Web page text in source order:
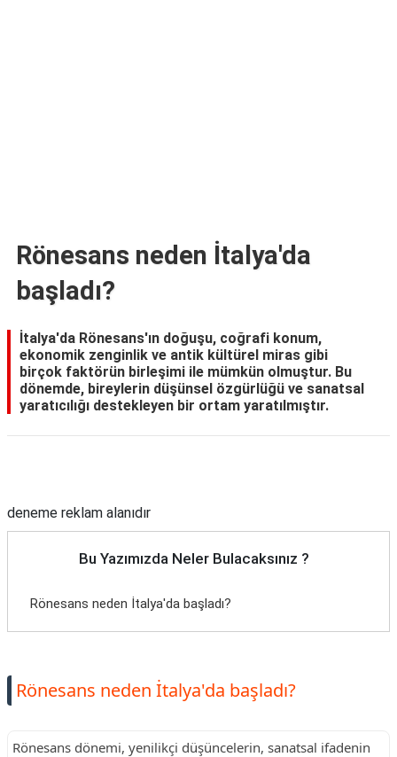
Rönesans neden İtalya'da
başladı?
İtalya'da Rönesans'ın doğuşu, coğrafi konum,
ekonomik zenginlik ve antik kültürel miras gibi
birçok faktörün birleşimi ile mümkün olmuştur. Bu
dönemde, bireylerin düşünsel özgürlüğü ve sanatsal
yaratıcılığı destekleyen bir ortam yaratılmıştır.
deneme reklam alanıdır
Bu Yazımızda Neler Bulacaksınız ?
Rönesans neden İtalya'da başladı?
Rönesans neden İtalya'da başladı?
Rönesans dönemi, yenilikçi düşüncelerin, sanatsal ifadenin